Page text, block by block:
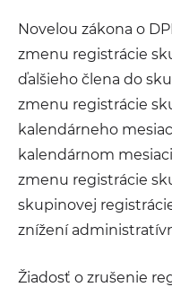
Novelou zákona o
zmenu registrácie
ďalšieho člena do
zmenu registrácie
kalendárneho
kalendárnom
zmenu registrácie
skupinovej
znížení
Žiadosť o zrušenie